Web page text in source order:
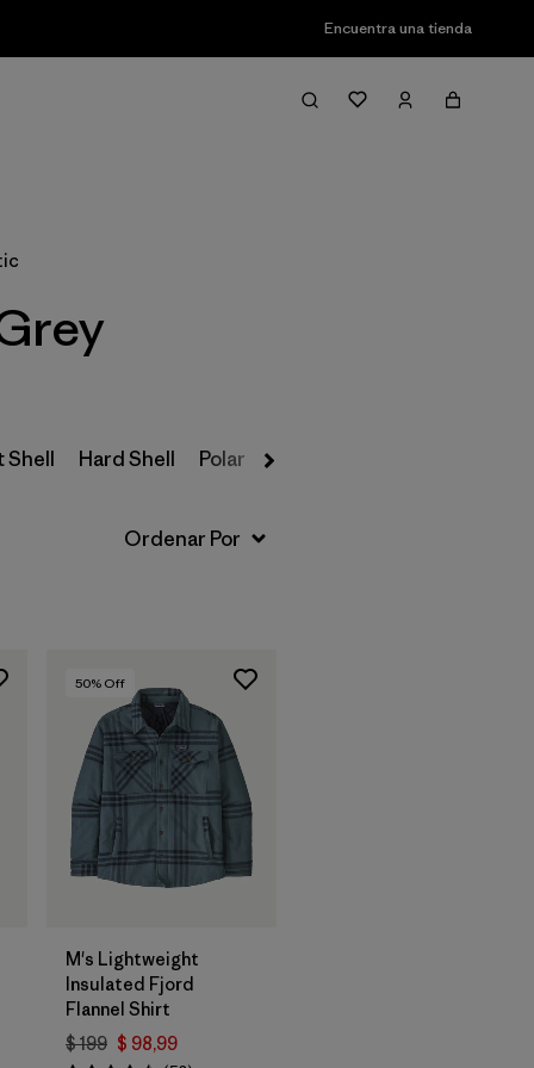
Encuentra una tienda
Filter & Sort
Shell Hard Shell Polar Insulated
50% Off
M's Lightweight
Insulated Fjord
Flannel Shirt
$ 199 $ 98,99